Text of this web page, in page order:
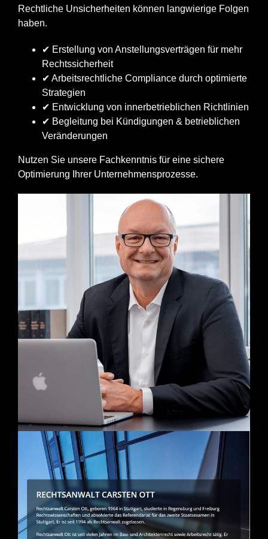
Rechtliche Unsicherheiten können langwierige Folgen
haben.
✔ Erstellung von Anstellungsverträgen für mehr
Rechtssicherheit
✔ Arbeitsrechtliche Compliance durch optimierte
Strategien
✔ Entwicklung von innerbetrieblichen Richtlinien
✔ Begleitung bei Kündigungen & betrieblichen
Veränderungen
Nutzen Sie unsere Fachkenntnis für eine sichere
Optimierung Ihrer Unternehmensprozesse.